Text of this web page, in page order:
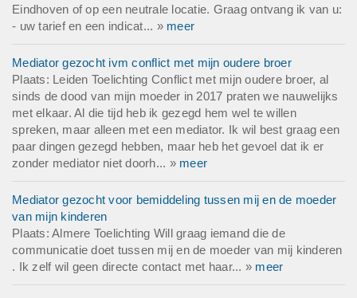
Eindhoven of op een neutrale locatie. Graag ontvang ik van u:
- uw tarief en een indicat... » meer
Mediator gezocht ivm conflict met mijn oudere broer
Plaats: Leiden Toelichting Conflict met mijn oudere broer, al
sinds de dood van mijn moeder in 2017 praten we nauwelijks
met elkaar. Al die tijd heb ik gezegd hem wel te willen
spreken, maar alleen met een mediator. Ik wil best graag een
paar dingen gezegd hebben, maar heb het gevoel dat ik er
zonder mediator niet doorh... » meer
Mediator gezocht voor bemiddeling tussen mij en de moeder
van mijn kinderen
Plaats: Almere Toelichting Will graag iemand die de
communicatie doet tussen mij en de moeder van mij kinderen
. Ik zelf wil geen directe contact met haar... » meer